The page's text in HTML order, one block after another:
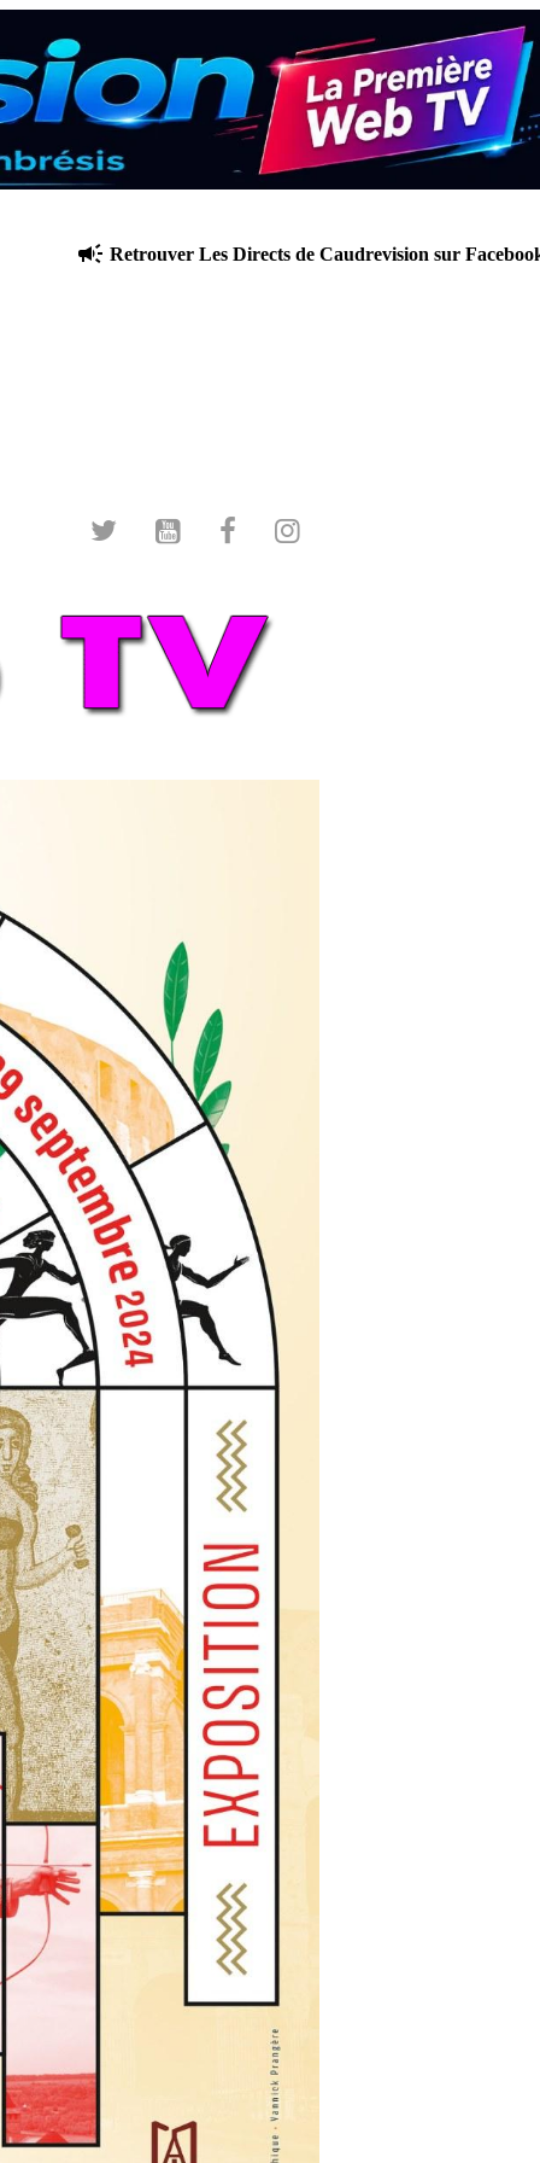
Retrouver Les Directs de Caudrevision sur Facebook Live